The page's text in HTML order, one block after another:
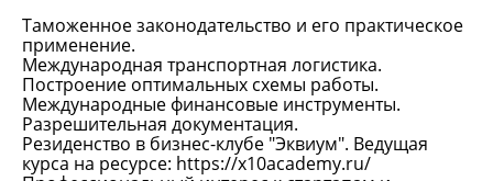
Таможенное законодательство и его практическое
применение.
Международная транспортная логистика.
Построение оптимальных схемы работы.
Международные финансовые инструменты.
Разрешительная документация.
Резиденство в бизнес-клубе "Эквиум". Ведущая
курса на ресурсе: https://x10academy.ru/